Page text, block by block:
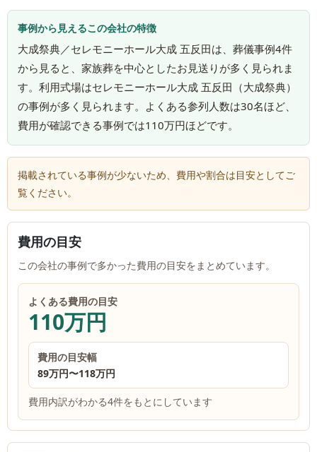
事例から見えるこの会社の特徴
大成祭典／セレモニーホール大成 五反田は、葬儀事例4件
から見ると、家族葬を中心としたお見送りが多く見られま
す。利用式場はセレモニーホール大成 五反田（大成祭典）
の事例が多く見られます。よくある参列人数は30名ほど、
費用が確認できる事例では110万円ほどです。
掲載されている事例が少ないため、費用や割合は目安としてご
覧ください。
費用の目安
この会社の事例で多かった費用の目安をまとめています。
よくある費用の目安
110万円
費用の目安幅
89万円〜118万円
費用内訳がわかる4件をもとにしています